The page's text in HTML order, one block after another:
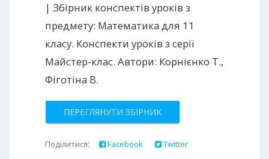
| Збірник конспектів уроків з
предмету: Математика для 11
класу. Конспекти уроків з серії
Майстер-клас. Автори: Корнієнко Т.,
Фіготіна В.
ПЕРЕГЛЯНУТИ ЗБІРНИК
Поділитися: Facebook
Twitter